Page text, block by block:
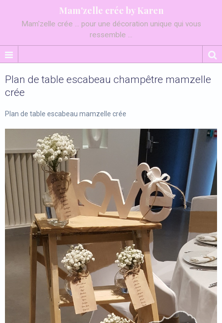
Mam'zelle crée by Karen
Mam'zelle crée ... pour une décoration unique qui vous
ressemble ...
Plan de table escabeau champêtre mamzelle
crée
Plan de table escabeau mamzelle crée